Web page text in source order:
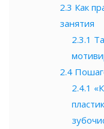
2.3 Как
занятия
2.3.1
2.4
2.4.1